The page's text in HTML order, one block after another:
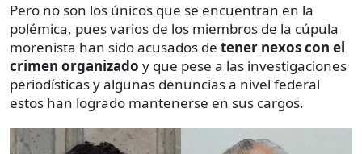
Pero no son los únicos que se encuentran en la
polémica, pues varios de los miembros de la cúpula
morenista han sido acusados de tener nexos con el
crimen organizado y que pese a las investigaciones
periodísticas y algunas denuncias a nivel federal
estos han logrado mantenerse en sus cargos.